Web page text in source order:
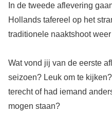
In de tweede aflevering
Hollands tafereel op het
traditionele naaktshoot
Wat vond jij van de eerste
seizoen? Leuk om te
terecht of had iemand
mogen staan?